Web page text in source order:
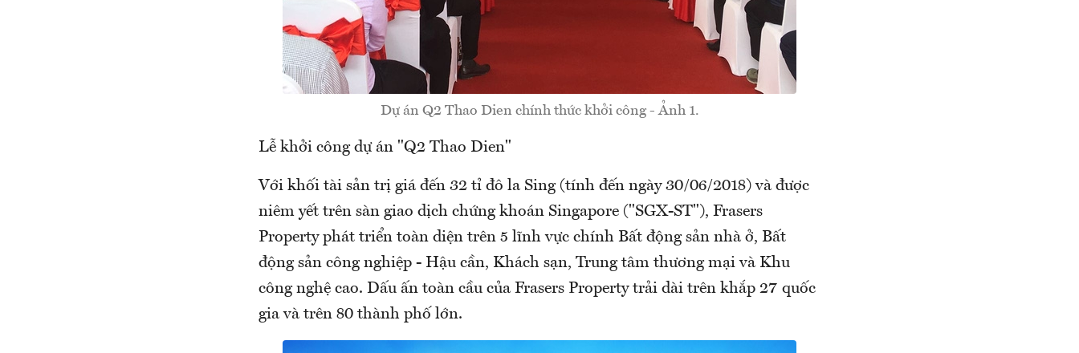
Dự án Q2 Thao Dien chính thức khởi công - Ảnh 1.
Lễ khởi công dự án "Q2 Thao Dien"
Với khối tài sản trị giá đến 32 tỉ đô la Sing (tính đến ngày 30/06/2018) và được
niêm yết trên sàn giao dịch chứng khoán Singapore ("SGX-ST"), Frasers
Property phát triển toàn diện trên 5 lĩnh vực chính Bất động sản nhà ở, Bất
động sản công nghiệp - Hậu cần, Khách sạn, Trung tâm thương mại và Khu
công nghệ cao. Dấu ấn toàn cầu của Frasers Property trải dài trên khắp 27 quốc
gia và trên 80 thành phố lớn.